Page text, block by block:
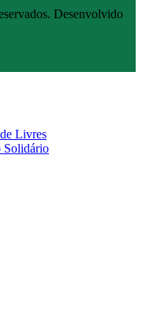
Desenvolvido
Livres
Solidário